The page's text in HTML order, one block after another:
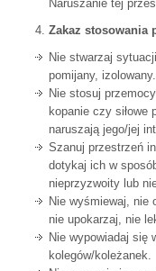
Naruszanie tej
Zakaz stosowania
Nie stwarzaj
pomijany, izolowany.
Nie stosuj
kopanie czy siłowe
naruszają jego/jej
Szanuj przestrzeń
dotykaj ich w
nieprzyzwoity lub
Nie wyśmiewaj, nie
nie upokarzaj, nie
Nie wypowiadaj się
kolegów/koleżanek.